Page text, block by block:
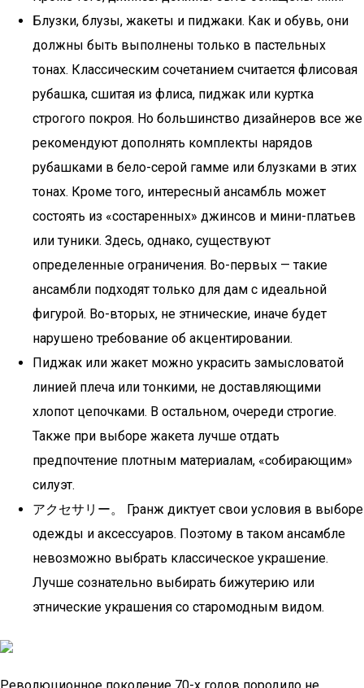
Блузки, блузы, жакеты и пиджаки. Как и обувь, они
должны быть выполнены только в пастельных
тонах. Классическим сочетанием считается флисовая
рубашка, сшитая из флиса, пиджак или куртка
строгого покроя. Но большинство дизайнеров все же
рекомендуют дополнять комплекты нарядов
рубашками в бело-серой гамме или блузками в этих
тонах. Кроме того, интересный ансамбль может
состоять из «состаренных» джинсов и мини-платьев
или туники. Здесь, однако, существуют
определенные ограничения. Во-первых — такие
ансамбли подходят только для дам с идеальной
фигурой. Во-вторых, не этнические, иначе будет
нарушено требование об акцентировании.
Пиджак или жакет можно украсить замысловатой
линией плеча или тонкими, не доставляющими
хлопот цепочками. В остальном, очереди строгие.
Также при выборе жакета лучше отдать
предпочтение плотным материалам, «собирающим»
силуэт.
アクセサリー。 Гранж диктует свои условия в выборе
одежды и аксессуаров. Поэтому в таком ансамбле
невозможно выбрать классическое украшение.
Лучше сознательно выбирать бижутерию или
этнические украшения со старомодным видом.